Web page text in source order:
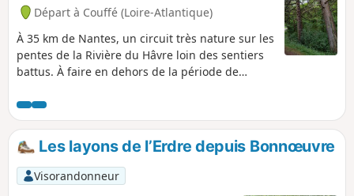
Départ à Couffé (Loire-Atlantique)
À 35 km de Nantes, un circuit très nature sur les
pentes de la Rivière du Hâvre loin des sentiers
battus. À faire en dehors de la période de
15 avril et le 1er novembre* seulement. * La
passerelle du Pont Noyer étant retirée du 1er
novembre au 15 avril(dates indicatives) pour
des raisons d'étiage du Hâvre.
Les layons de l’Erdre depuis Bonnœuvre
Visorandonneur